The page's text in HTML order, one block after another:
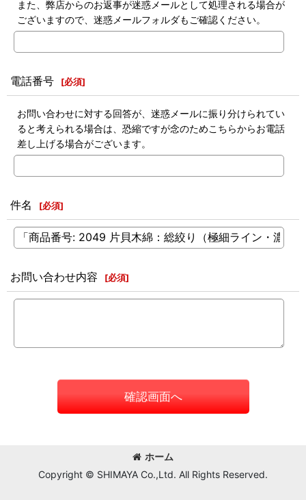
また、弊店からのお返事が迷惑メールとして処理される場合が
ございますので、迷惑メールフォルダもご確認ください。
電話番号 [必須]
お問い合わせに対する回答が、迷惑メールに振り分けられてい
ると考えられる場合は、恐縮ですが念のためこちらからお電話
差し上げる場合がございます。
件名 [必須]
お問い合わせ内容 [必須]
確認画面へ
ホーム
Copyright © SHIMAYA Co.,Ltd. All Rights Reserved.